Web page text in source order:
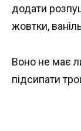
додати
жовтки,
Воно не має
підсипати